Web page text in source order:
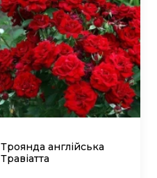
Троянда англійська
Травіатта